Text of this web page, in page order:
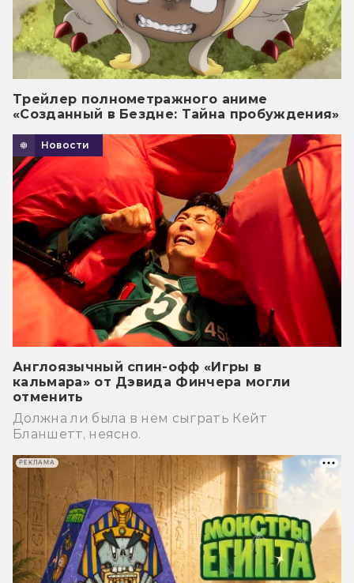
Трейлер полнометражного аниме
«Созданный в Бездне: Тайна пробуждения»
Новости
Англоязычный спин-офф «Игры в
кальмара» от Дэвида Финчера могли
отменить
Должна ли была в нем сыграть Кейт
Бланшетт, неясно.
РЕКЛАМА